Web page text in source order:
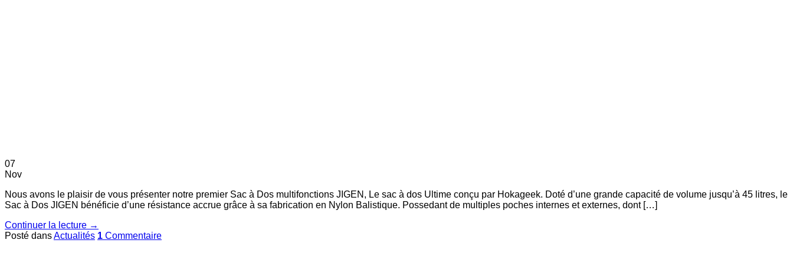
07
Nov
Nous avons le plaisir de vous présenter notre premier Sac à Dos multifonctions JIGEN, Le sac à dos Ultime conçu par Hokageek. Doté d’une grande capacité de volume jusqu’à 45 litres, le
Sac à Dos JIGEN bénéficie d’une résistance accrue grâce à sa fabrication en Nylon Balistique. Possedant de multiples poches internes et externes, dont […]
Continuer la lecture →
Posté dansActualités 1 Commentaire